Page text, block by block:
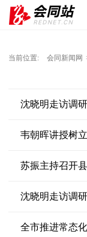
当前位置: 会同新闻网
沈晓明走访调
韦朝晖讲授树
苏振主持召开
沈晓明走访调
全市推进常态